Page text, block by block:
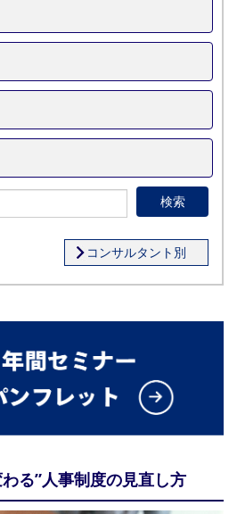
検索
コンサルタント別
る”人事制度の見直し方